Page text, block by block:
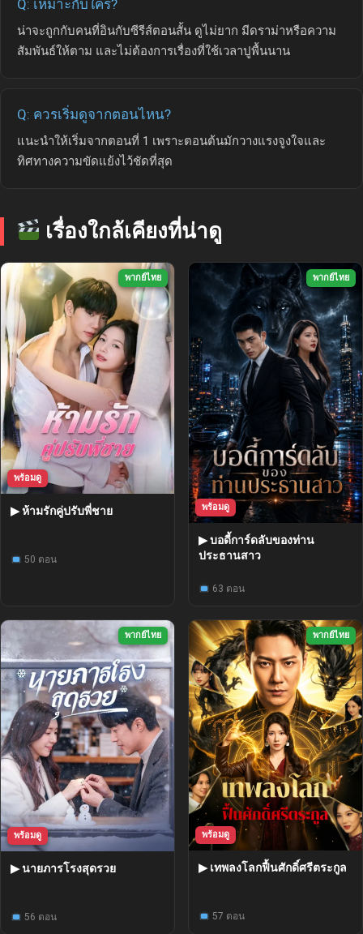
Q: เหมาะกับใคร?
น่าจะถูกกับคนที่อินกับซีรีส์ตอนสั้น ดูไม่ยาก มีดราม่าหรือความ
สัมพันธ์ให้ตาม และไม่ต้องการเรื่องที่ใช้เวลาปูพื้นนาน
Q: ควรเริ่มดูจากตอนไหน?
แนะนำให้เริ่มจากตอนที่ 1 เพราะตอนต้นมักวางแรงจูงใจและ
ทิศทางความขัดแย้งไว้ชัดที่สุด
เรื่องใกล้เคียงที่น่าดู
พากย์ไทย
พร้อมดู
▶ ห้ามรักคู่ปรับพี่ชาย
50 ตอน
พากย์ไทย
พร้อมดู
▶ บอดี้การ์ดลับของท่าน
ประธานสาว
63 ตอน
พากย์ไทย
พร้อมดู
▶ นายภารโรงสุดรวย
56 ตอน
พากย์ไทย
พร้อมดู
▶ เทพลงโลกฟื้นศักดิ์ศรีตระกูล
57 ตอน